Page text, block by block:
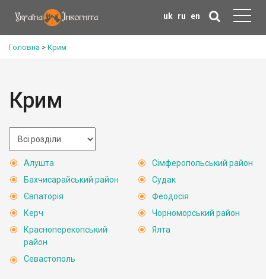
uk ru en
Головна > Крим
Крим
Алушта
Бахчисарайський район
Євпаторія
Керч
Красноперекопський
район
Севастополь
Сімферопольський район
Судак
Феодосія
Чорноморський район
Ялта